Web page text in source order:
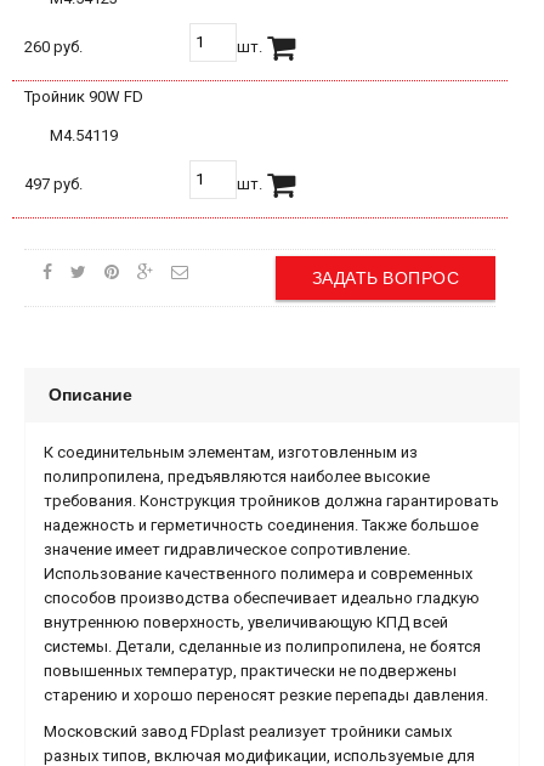
260 руб. шт.
Тройник 90W FD
М4.54119
497 руб. шт.
ЗАДАТЬ ВОПРОС
Описание
К соединительным элементам, изготовленным из
полипропилена, предъявляются наиболее высокие
требования. Конструкция тройников должна гарантировать
надежность и герметичность соединения. Также большое
значение имеет гидравлическое сопротивление.
Использование качественного полимера и современных
способов производства обеспечивает идеально гладкую
внутреннюю поверхность, увеличивающую КПД всей
системы. Детали, сделанные из полипропилена, не боятся
повышенных температур, практически не подвержены
старению и хорошо переносят резкие перепады давления.
Московский завод FDplast реализует тройники самых
разных типов, включая модификации, используемые для